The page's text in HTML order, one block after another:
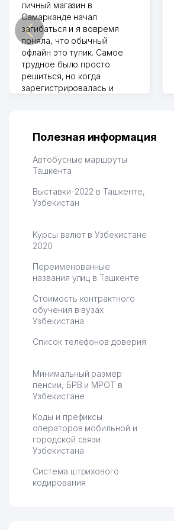
личный магазин в
Самарканде начал
загибаться и я вовремя
поняла, что обычный
офлайн это тупик. Самое
трудное было просто
решиться, но когда
зарегистрировалась и
на себя доставку до
хранение бесплатное
первый год, хорошая
рекламы, а теперь вижу
результаты. В последнее
много заказывают, а
вначале только по
вяло. Удалось
раскрутиться, дальше
Hamida 03.08.2026 12:45:39
Полезная информация
Автобусные маршруты
Ташкента
Выставки-2022 в Ташкенте,
Узбекистан
Курсы валют в Узбекистане
2020
Переименованные
названия улиц в Ташкенте
Стоимость контрактного
обучения в вузах
Узбекистана
Список телефонов доверия
Минимальный размер
пенсии, БРВ и МРОТ в
Узбекистане
Коды и префиксы
операторов мобильной и
городской связи
Узбекистана
Система штрихового
кодирования